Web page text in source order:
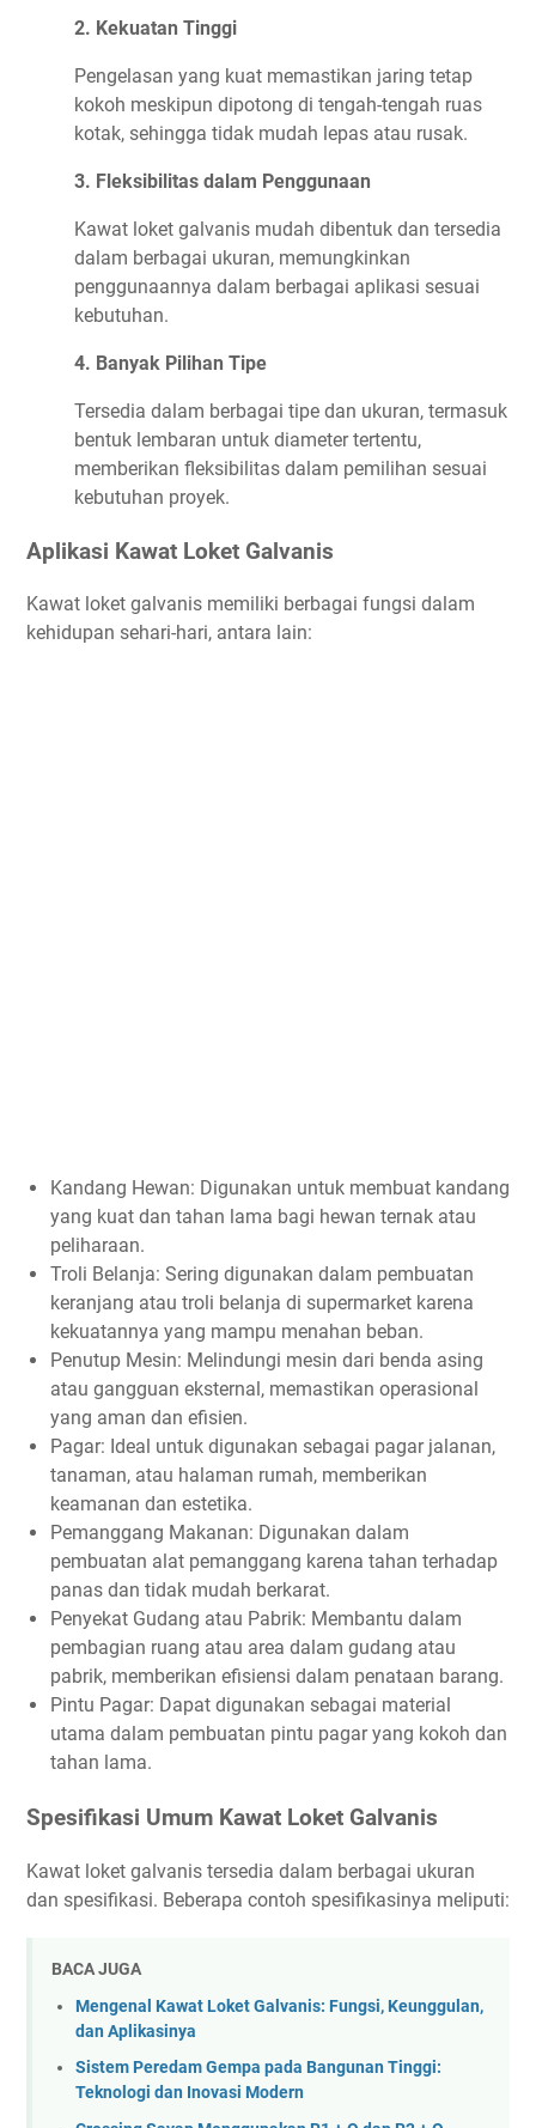
2. Kekuatan Tinggi
Pengelasan yang kuat memastikan jaring tetap
kokoh meskipun dipotong di tengah-tengah ruas
kotak, sehingga tidak mudah lepas atau rusak.
3. Fleksibilitas dalam Penggunaan
Kawat loket galvanis mudah dibentuk dan tersedia
dalam berbagai ukuran, memungkinkan
penggunaannya dalam berbagai aplikasi sesuai
kebutuhan.
4. Banyak Pilihan Tipe
Tersedia dalam berbagai tipe dan ukuran, termasuk
bentuk lembaran untuk diameter tertentu,
memberikan fleksibilitas dalam pemilihan sesuai
kebutuhan proyek.
Aplikasi Kawat Loket Galvanis
Kawat loket galvanis memiliki berbagai fungsi dalam
kehidupan sehari-hari, antara lain:
Kandang Hewan: Digunakan untuk membuat kandang
yang kuat dan tahan lama bagi hewan ternak atau
peliharaan.
Troli Belanja: Sering digunakan dalam pembuatan
keranjang atau troli belanja di supermarket karena
kekuatannya yang mampu menahan beban.
Penutup Mesin: Melindungi mesin dari benda asing
atau gangguan eksternal, memastikan operasional
yang aman dan efisien.
Pagar: Ideal untuk digunakan sebagai pagar jalanan,
tanaman, atau halaman rumah, memberikan
keamanan dan estetika.
Pemanggang Makanan: Digunakan dalam
pembuatan alat pemanggang karena tahan terhadap
panas dan tidak mudah berkarat.
Penyekat Gudang atau Pabrik: Membantu dalam
pembagian ruang atau area dalam gudang atau
pabrik, memberikan efisiensi dalam penataan barang.
Pintu Pagar: Dapat digunakan sebagai material
utama dalam pembuatan pintu pagar yang kokoh dan
tahan lama.
Spesifikasi Umum Kawat Loket Galvanis
Kawat loket galvanis tersedia dalam berbagai ukuran
dan spesifikasi. Beberapa contoh spesifikasinya meliputi:
BACA JUGA
Mengenal Kawat Loket Galvanis: Fungsi, Keunggulan,
dan Aplikasinya
Sistem Peredam Gempa pada Bangunan Tinggi:
Teknologi dan Inovasi Modern